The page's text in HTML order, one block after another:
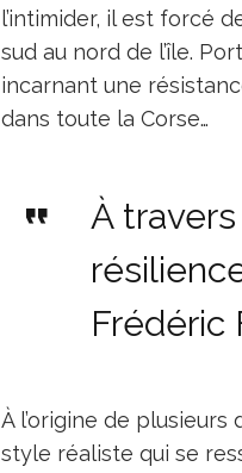
l’intimider, il est forcé
sud au nord de l’île.
incarnant une
dans toute la Corse…
À
Frédéric
À l’origine de
style réaliste qui se